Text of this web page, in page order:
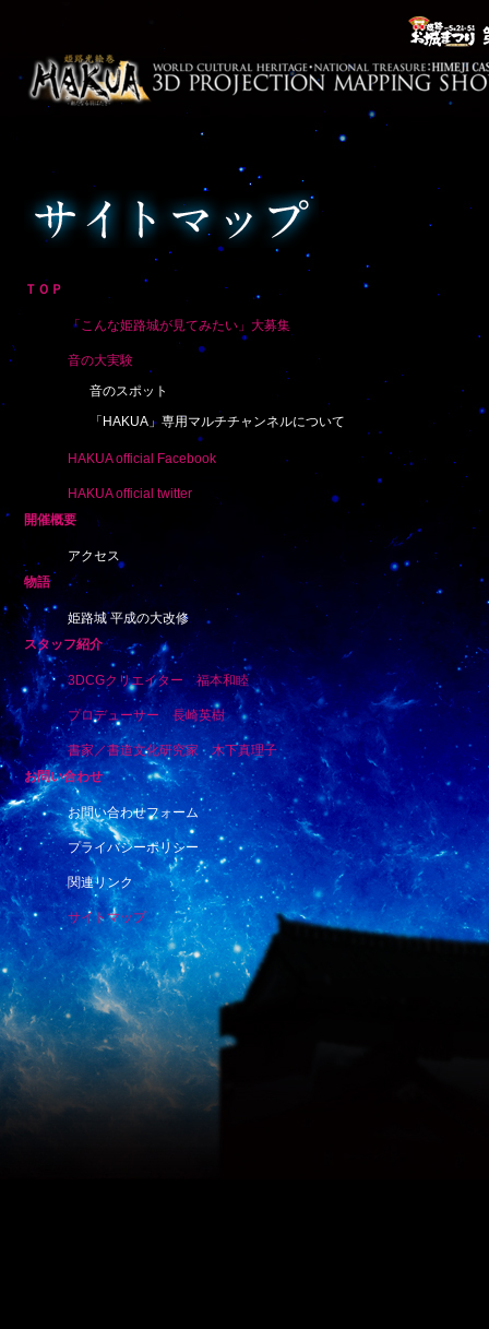
ＴＯＰ
「こんな姫路城が見てみたい」大募集
音の大実験
音のスポット
「HAKUA」専用マルチチャンネルについて
HAKUA official Facebook
HAKUA official twitter
開催概要
アクセス
物語
姫路城 平成の大改修
スタッフ紹介
3DCGクリエイター 福本和睦
プロデューサー 長崎英樹
書家／書道文化研究家 木下真理子
お問い合わせ
お問い合わせフォーム
プライバシーポリシー
関連リンク
サイトマップ